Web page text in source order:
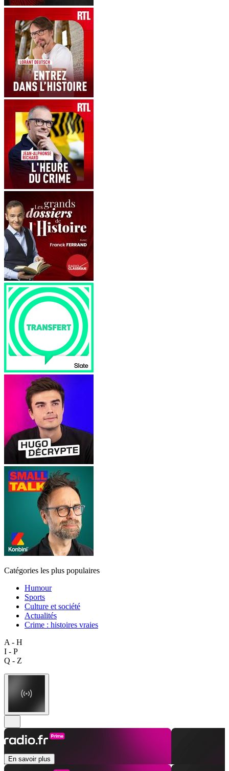
Catégories les plus populaires
Humour
Sports
Culture et société
Actualités
Crime : histoires vraies
A - H
I - P
Q - Z
En savoir plus